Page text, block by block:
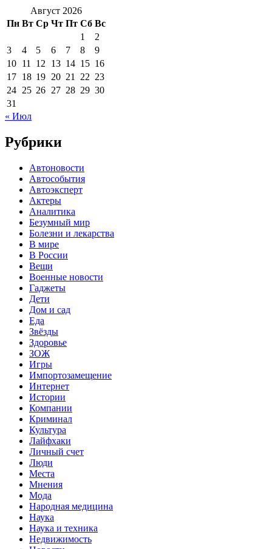
Август 2026
Пн Вт Ср Чт Пт Сб Вс
1
2
3
4 5 6 7 8
9
10 11 12 13 14 15 16
17 18 19 20 21 22 23
24 25 26 27 28 29 30
31
« Июл
Рубрики
Автоновости
Автособытия
Автоэксперт
Актеры
Аналитика
Безумный мир
Болезни и лекарства
В мире
В России
Вещи
Военные новости
Гаджеты
Дети
Дом и сад
Еда
Звёзды
Здоровье
ЗОЖ
Игры
Импортозамещение
Интернет
Истории
Компании
Криминал
Культура
Лайфхаки
Личный счет
Люди
Места
Мнения
Мода
Народная медицина
Наука
Наука и техника
Недвижимость